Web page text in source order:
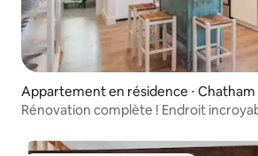
Appartement en résidence ⋅ Chatham
Rénovation complète ! Endroit